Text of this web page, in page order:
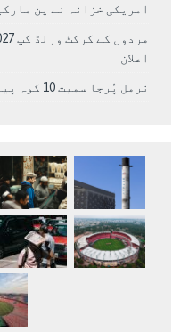
امریکی خزانہ نے ین
اعلان
نرمل پُرجا سمیت 10 کوہ پیما براڈ پیک پر لاپتہ